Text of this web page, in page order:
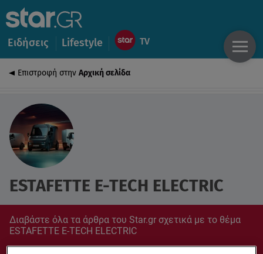
Ειδήσεις Lifestyle
Επιστροφή στην Αρχική σελίδα
ESTAFETTE E-TECH ELECTRIC
Διαβάστε όλα τα άρθρα του Star.gr σχετικά με το θέμα
ESTAFETTE E-TECH ELECTRIC